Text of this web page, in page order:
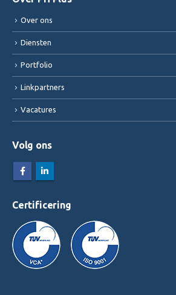
Over ons
Diensten
Portfolio
Linkpartners
Vacatures
Volg ons
Certificering